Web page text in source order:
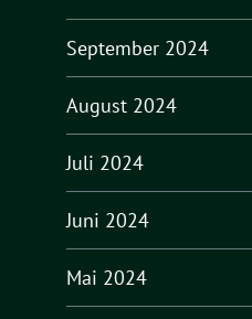
September 2024
August 2024
Juli 2024
Juni 2024
Mai 2024